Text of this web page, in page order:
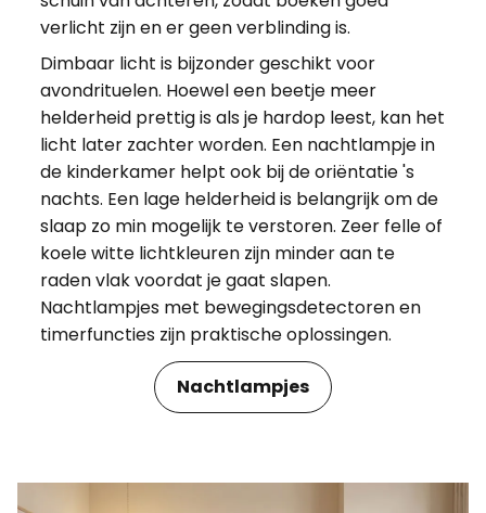
verlicht zijn en er geen verblinding is.
Dimbaar licht is bijzonder geschikt voor
avondrituelen. Hoewel een beetje meer
helderheid prettig is als je hardop leest, kan het
licht later zachter worden. Een nachtlampje in
de kinderkamer helpt ook bij de oriëntatie 's
nachts. Een lage helderheid is belangrijk om de
slaap zo min mogelijk te verstoren. Zeer felle of
koele witte lichtkleuren zijn minder aan te
raden vlak voordat je gaat slapen.
Nachtlampjes met bewegingsdetectoren en
timerfuncties zijn praktische oplossingen.
Nachtlampjes